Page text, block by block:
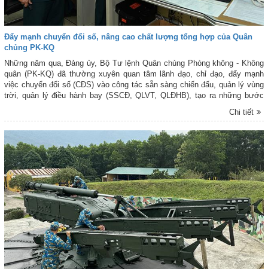
Đẩy mạnh chuyển đổi số, nâng cao chất lượng tổng hợp của Quân
chủng PK-KQ
Những năm qua, Đảng ủy, Bộ Tư lệnh Quân chủng Phòng không - Không
quân (PK-KQ) đã thường xuyên quan tâm lãnh đạo, chỉ đạo, đẩy mạnh
việc chuyển đổi số (CĐS) vào công tác sẵn sàng chiến đấu, quản lý vùng
trời, quản lý điều hành bay (SSCĐ, QLVT, QLĐHB), tạo ra những bước
của Quân chủng. Phóng viên Báo PK-KQ đã có cuộc phỏng vấn Thiếu
Thường trực Ban Chỉ đạo cải cách hành chính và CĐS của Quân chủng
xung quanh vấn đề này. Xin trân trọng giới thiệu cùng bạn đọc!
Chi tiết